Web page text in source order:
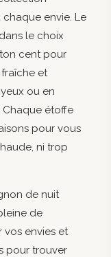
envie. Le
le choix
cent pour
et
ou en
étoffe
pour vous
ni trop
de nuit
de
vos envies et
pour trouver